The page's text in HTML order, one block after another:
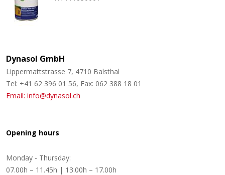
Dynasol GmbH
Lippermattstrasse 7, 4710 Balsthal
Tel: +41 62 396 01 56, Fax: 062 388 18 01
Email: info@dynasol.ch
Opening hours
Monday - Thursday:
07.00h – 11.45h | 13.00h – 17.00h